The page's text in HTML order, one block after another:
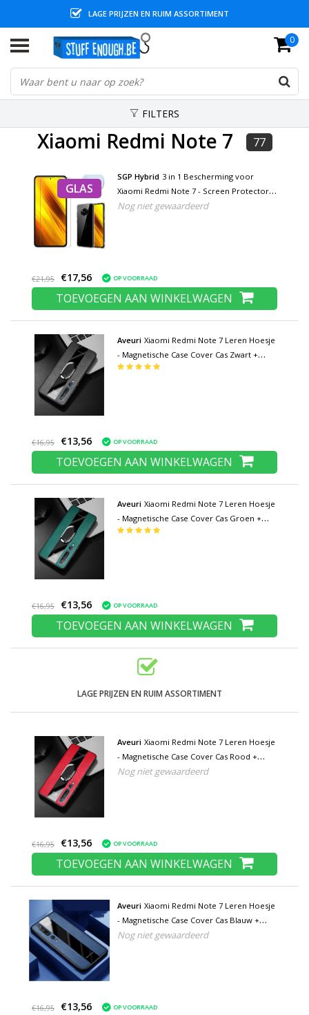
LAGE PRIJZEN EN RUIM ASSORTIMENT
0
FILTERS
Xiaomi Redmi Note 7 77
GLAS
SGP Hybrid 3 in 1 Bescherming voor
Xiaomi Redmi Note 7 - Screen Protector
Tempered Glass + Camera Protector +
Nog niet gewaardeerd
€21,95 €17,56 OP VOORRAAD
TOEVOEGEN AAN WINKELWAGEN
Aveuri Xiaomi Redmi Note 7 Leren Hoesje
- Magnetische Case Cover Cas Zwart +
Kickstand
€16,95 €13,56 OP VOORRAAD
TOEVOEGEN AAN WINKELWAGEN
Aveuri Xiaomi Redmi Note 7 Leren Hoesje
- Magnetische Case Cover Cas Groen +
Kickstand
€16,95 €13,56 OP VOORRAAD
TOEVOEGEN AAN WINKELWAGEN
LAGE PRIJZEN EN RUIM ASSORTIMENT
Aveuri Xiaomi Redmi Note 7 Leren Hoesje
- Magnetische Case Cover Cas Rood +
Kickstand
Nog niet gewaardeerd
€16,95 €13,56 OP VOORRAAD
TOEVOEGEN AAN WINKELWAGEN
Aveuri Xiaomi Redmi Note 7 Leren Hoesje
- Magnetische Case Cover Cas Blauw +
Kickstand
Nog niet gewaardeerd
€16,95 €13,56 OP VOORRAAD